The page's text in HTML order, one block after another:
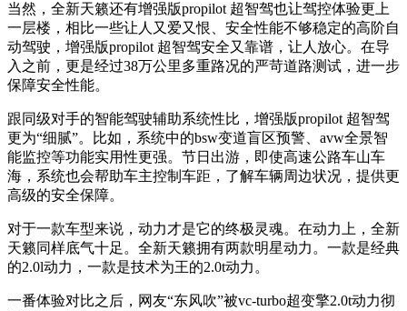
当然，全新天籁还有增强版propilot 超智驾也让驾控体验更上
一层楼，相比一些让人又爱又恨、安全性能不够稳定的高阶自
动驾驶，增强版propilot 超智驾安全又靠谱，让人放心。在导
入之前，更是经过38万公里多重路况的严苛道路测试，进一步
保障安全性能。
跟同级对手的智能驾驶辅助系统性比，增强版propilot 超智驾
更为“细腻”。比如，系统中的bsw变道盲区预警、avw全景智
能监控等功能实用性更强。节日出游，即使高速公路车山车
海，系统也会帮助车主控制车距，了解车辆周边状况，提供更
高级的安全保障。
对于一款车型来说，动力才是它的终极灵魂。在动力上，全新
天籁同样底气十足。全新天籁拥有两款明星动力。一款是经典
的2.0l动力，一款是技术为王的2.0t动力。
一番体验对比之后，网友“东风吹”被vc-turbo超变擎2.0t动力彻